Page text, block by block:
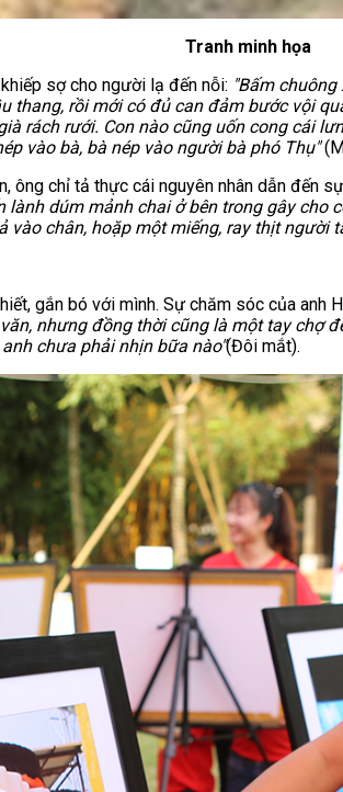
Tranh minh họa
sợ cho người lạ đến nỗi: "Bấm
thang, rồi mới có đủ can đảm bước vội
rách rưới. Con nào cũng uốn cong cái
vào bà, bà nép vào người bà phó Thụ"
ông chỉ tả thực cái nguyên nhân dẫn đến
lành dúm mảnh chai ở bên trong gây
chân, hoặp một miếng, ray thịt người
gắn bó với mình. Sự chăm sóc của
nhưng đồng thời cũng là một tay chợ
chưa phải nhịn bữa nào"(Đôi mắt).